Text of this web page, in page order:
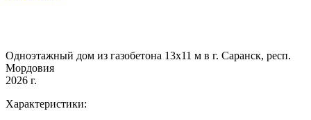
Одноэтажный дом из газобетона 13х11 м в г. Саранск, респ.
Мордовия
2026 г.
Характеристики: